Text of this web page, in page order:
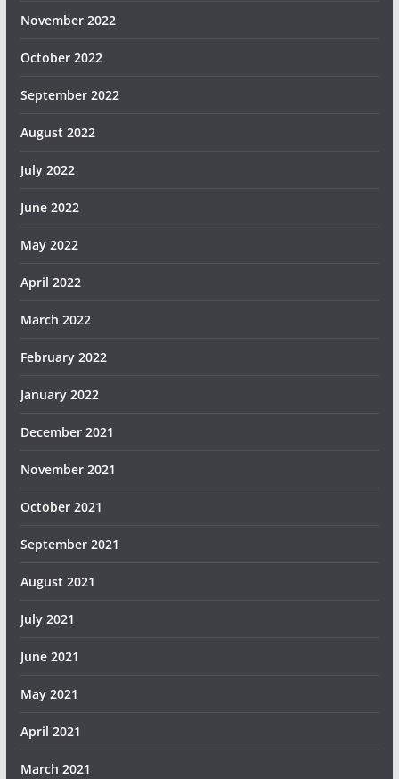
November 2022
October 2022
September 2022
August 2022
July 2022
June 2022
May 2022
April 2022
March 2022
February 2022
January 2022
December 2021
November 2021
October 2021
September 2021
August 2021
July 2021
June 2021
May 2021
April 2021
March 2021